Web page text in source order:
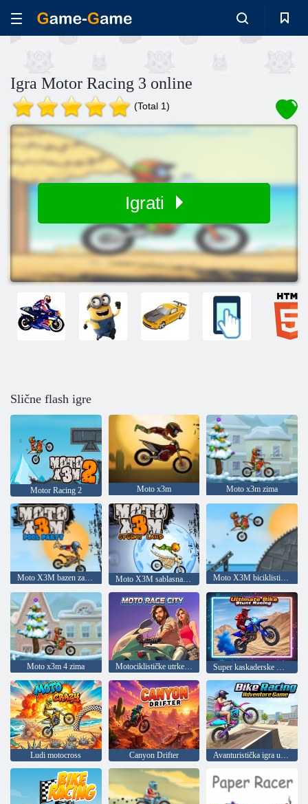
Igra Motor Racing 3 online
(Total 1)
Igrati
Slične flash igre
Motor Racing 2 Moto x3m Moto x3m zima
Moto X3M bazen zabava Moto X3M sablasna zemlja Moto X3M biciklistička utrka
Moto x3m 4 zima Motociklističke utrke u gradu Super kaskaderske motociklističke utrke
Ludi motocross Canyon Drifter Avanturistička igra utrkivanja motocikala